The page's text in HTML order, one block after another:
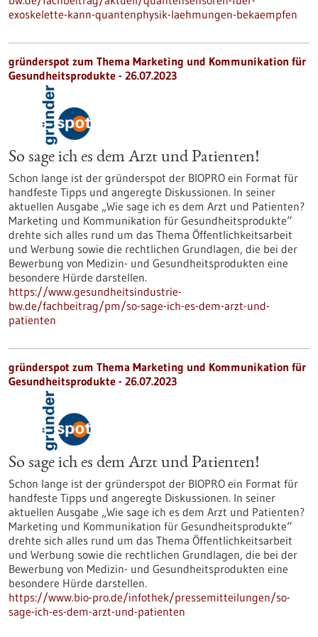
exoskelette-kann-quantenphysik-laehmungen-bekaempfen
gründerspot zum Thema Marketing und Kommunikation für
Gesundheitsprodukte - 26.07.2023
So sage ich es dem Arzt und Patienten!
Schon lange ist der gründerspot der BIOPRO ein Format für
handfeste Tipps und angeregte Diskussionen. In seiner
aktuellen Ausgabe „Wie sage ich es dem Arzt und Patienten?
Marketing und Kommunikation für Gesundheitsprodukte“
drehte sich alles rund um das Thema Öffentlichkeitsarbeit
und Werbung sowie die rechtlichen Grundlagen, die bei der
Bewerbung von Medizin- und Gesundheitsprodukten eine
besondere Hürde darstellen.
https://www.gesundheitsindustrie-
bw.de/fachbeitrag/pm/so-sage-ich-es-dem-arzt-und-
patienten
gründerspot zum Thema Marketing und Kommunikation für
Gesundheitsprodukte - 26.07.2023
So sage ich es dem Arzt und Patienten!
Schon lange ist der gründerspot der BIOPRO ein Format für
handfeste Tipps und angeregte Diskussionen. In seiner
aktuellen Ausgabe „Wie sage ich es dem Arzt und Patienten?
Marketing und Kommunikation für Gesundheitsprodukte“
drehte sich alles rund um das Thema Öffentlichkeitsarbeit
und Werbung sowie die rechtlichen Grundlagen, die bei der
Bewerbung von Medizin- und Gesundheitsprodukten eine
besondere Hürde darstellen.
https://www.bio-pro.de/infothek/pressemitteilungen/so-
sage-ich-es-dem-arzt-und-patienten